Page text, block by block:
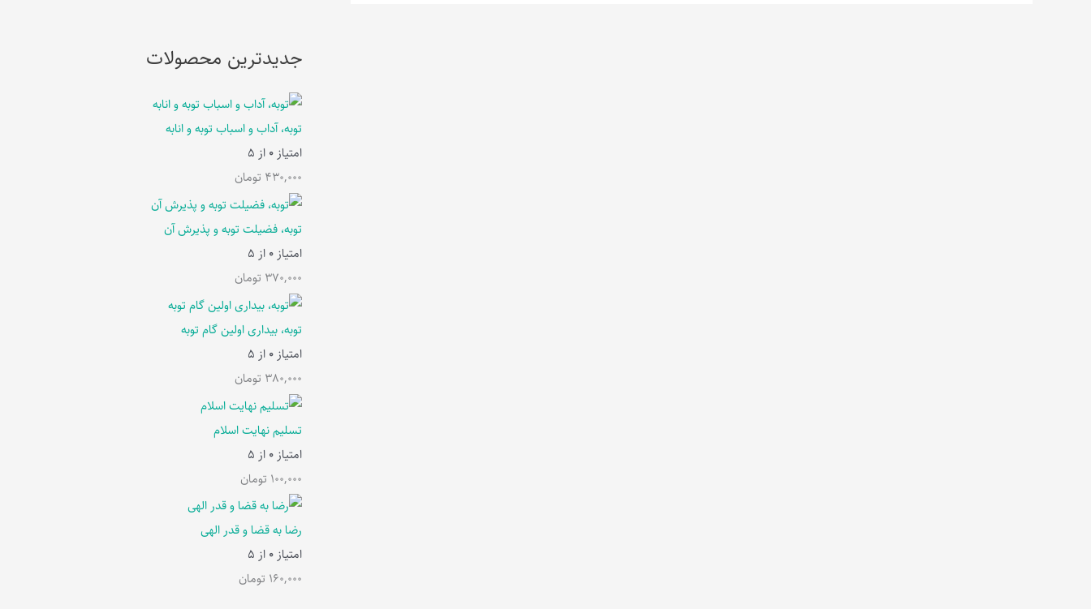
جدیدترین محصولات
توبه، آداب و اسباب توبه و انابه
امتیاز 0 از 5
430,000 تومان
توبه، فضیلت توبه و پذیرش آن
امتیاز 0 از 5
370,000 تومان
توبه، بیداری اولین گام توبه
امتیاز 0 از 5
380,000 تومان
تسلیم نهایت اسلام
امتیاز 0 از 5
100,000 تومان
رضا به قضا و قدر الهی
امتیاز 0 از 5
160,000 تومان